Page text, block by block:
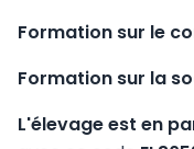
Formation sur le
Formation sur la
L'élevage est en